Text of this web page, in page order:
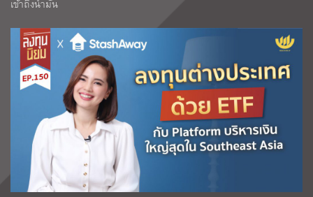
เข้าถึงน้ำมัน